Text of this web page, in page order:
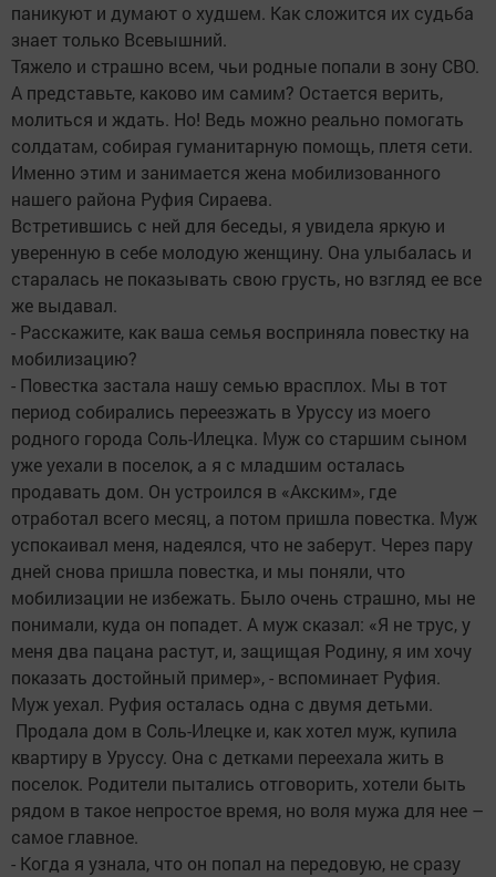
паникуют и думают о худшем. Как сложится их судьба
знает только Всевышний.
Тяжело и страшно всем, чьи родные попали в зону СВО.
А представьте, каково им самим? Остается верить,
молиться и ждать. Но! Ведь можно реально помогать
солдатам, собирая гуманитарную помощь, плетя сети.
Именно этим и занимается жена мобилизованного
нашего района Руфия Сираева.
Встретившись с ней для беседы, я увидела яркую и
уверенную в себе молодую женщину. Она улыбалась и
старалась не показывать свою грусть, но взгляд ее все
же выдавал.
- Расскажите, как ваша семья восприняла повестку на
мобилизацию?
- Повестка застала нашу семью врасплох. Мы в тот
период собирались переезжать в Уруссу из моего
родного города Соль-Илецка. Муж со старшим сыном
уже уехали в поселок, а я с младшим осталась
продавать дом. Он устроился в «Акским», где
отработал всего месяц, а потом пришла повестка. Муж
успокаивал меня, надеялся, что не заберут. Через пару
дней снова пришла повестка, и мы поняли, что
мобилизации не избежать. Было очень страшно, мы не
понимали, куда он попадет. А муж сказал: «Я не трус, у
меня два пацана растут, и, защищая Родину, я им хочу
показать достойный пример», - вспоминает Руфия.
Муж уехал. Руфия осталась одна с двумя детьми.
Продала дом в Соль-Илецке и, как хотел муж, купила
квартиру в Уруссу. Она с детками переехала жить в
поселок. Родители пытались отговорить, хотели быть
рядом в такое непростое время, но воля мужа для нее –
самое главное.
- Когда я узнала, что он попал на передовую, не сразу